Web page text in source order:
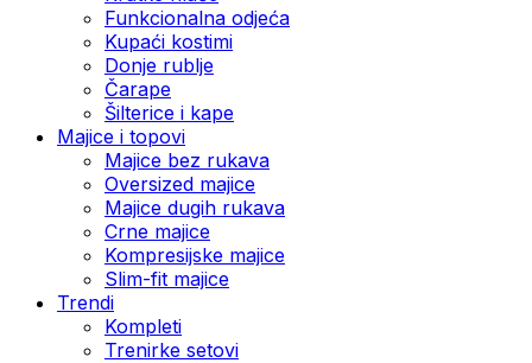
Funkcionalna odjeća
Kupaći kostimi
Donje rublje
Čarape
Šilterice i kape
Majice i topovi
Majice bez rukava
Oversized majice
Majice dugih rukava
Crne majice
Kompresijske majice
Slim-fit majice
Trendi
Kompleti
Trenirke setovi